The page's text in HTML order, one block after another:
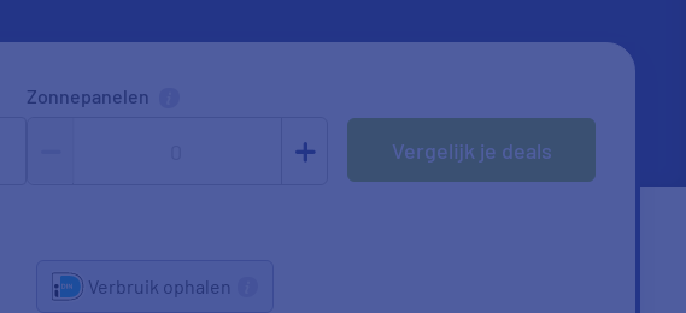
Zonnepanelen
Vergelijk je deals
Verbruik ophalen